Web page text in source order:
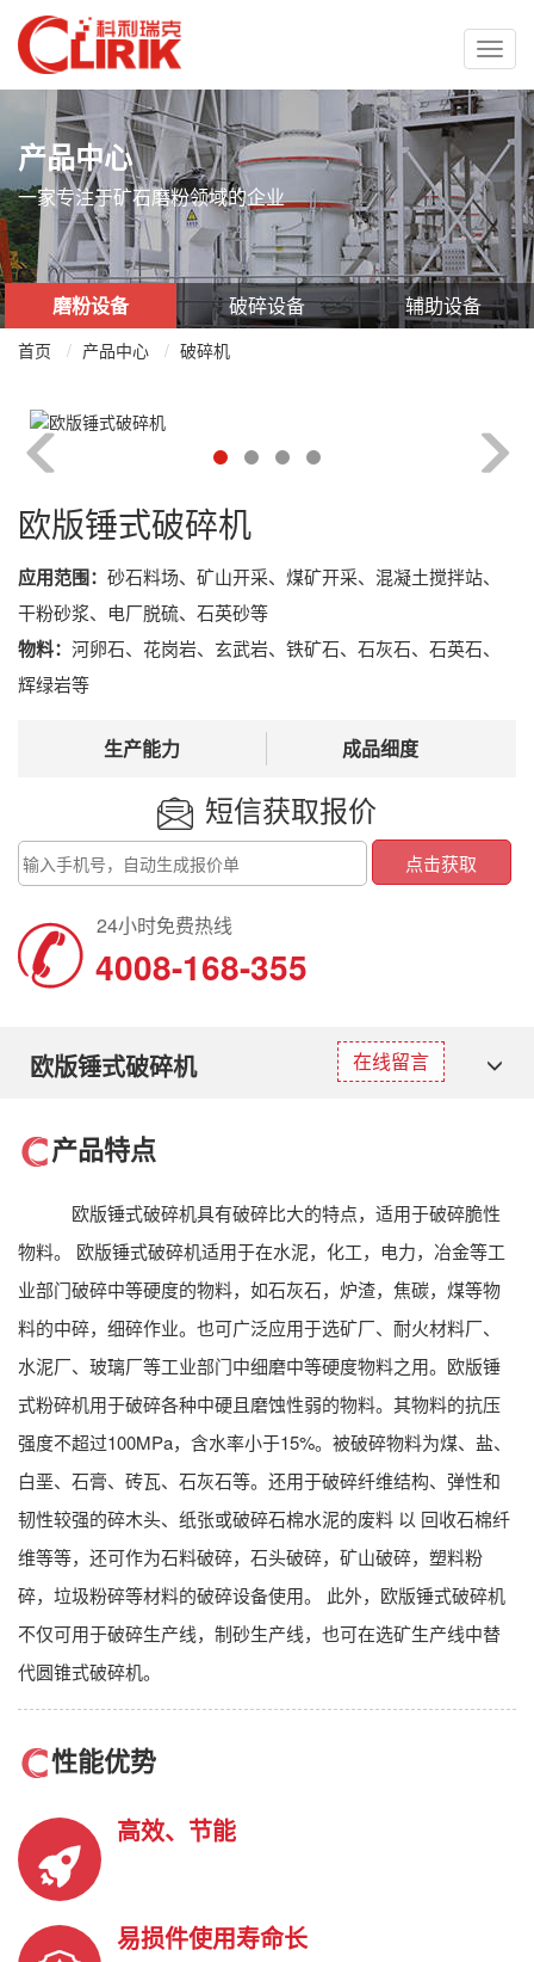
上
海
科
利
瑞
克
机
器
有
限
公
司
产品中心
一家专注于矿石磨粉领域的企业
磨粉设备 破碎设备 辅助设备
首页 产品中心 破碎机
欧版锤式破碎机
应用范围： 砂石料场、矿山开采、煤矿开采、混凝土搅拌站、
干粉砂浆、电厂脱硫、石英砂等
物料： 河卵石、花岗岩、玄武岩、铁矿石、石灰石、石英石、
辉绿岩等
生产能力 成品细度
短信获取报价
4008-168-355
欧版锤式破碎机 在线留言
产品特点
欧版锤式破碎机具有破碎比大的特点，适用于破碎脆性
物料。 欧版锤式破碎机适用于在水泥，化工，电力，冶金等工
业部门破碎中等硬度的物料，如石灰石，炉渣，焦碳，煤等物
料的中碎，细碎作业。也可广泛应用于选矿厂、耐火材料厂、
水泥厂、玻璃厂等工业部门中细磨中等硬度物料之用。欧版锤
式粉碎机用于破碎各种中硬且磨蚀性弱的物料。其物料的抗压
强度不超过100MPa，含水率小于15%。被破碎物料为煤、盐、
白垩、石膏、砖瓦、石灰石等。还用于破碎纤维结构、弹性和
韧性较强的碎木头、纸张或破碎石棉水泥的废料 以 回收石棉纤
维等等，还可作为石料破碎，石头破碎，矿山破碎，塑料粉
碎，垃圾粉碎等材料的破碎设备使用。 此外，欧版锤式破碎机
不仅可用于破碎生产线，制砂生产线，也可在选矿生产线中替
代圆锥式破碎机。
性能优势
高效、节能
易损件使用寿命长